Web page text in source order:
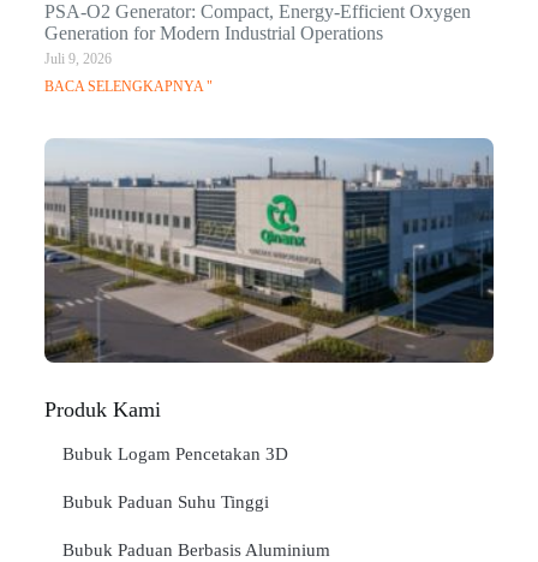
PSA-O2 Generator: Compact, Energy-Efficient Oxygen
Generation for Modern Industrial Operations
Juli 9, 2026
BACA SELENGKAPNYA "
Produk Kami
Bubuk Logam Pencetakan 3D
Bubuk Paduan Suhu Tinggi
Bubuk Paduan Berbasis Aluminium